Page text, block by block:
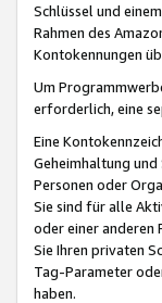
Schlüssel und
Rahmen des
Kontokennungen
Um
erforderlich, eine
Eine
Geheimhaltung
Personen oder
Sie sind für alle
oder einer anderen
Sie Ihren privaten
Tag-Parameter
haben.